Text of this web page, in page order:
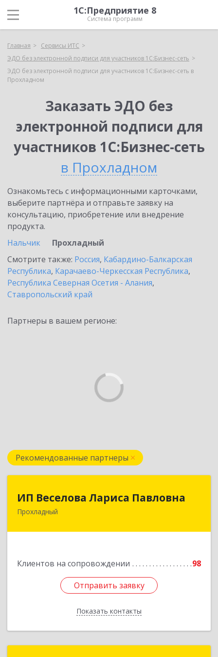
1С:Предприятие 8
Система программ
Главная
Сервисы ИТС
ЭДО без электронной подписи для участников 1С:Бизнес-сеть
ЭДО без электронной подписи для участников 1С:Бизнес-сеть в
Прохладном
Заказать ЭДО без
электронной подписи для
участников 1С:Бизнес-сеть
в Прохладном
Ознакомьтесь с информационными карточками,
выберите партнёра и отправьте заявку на
консультацию, приобретение или внедрение
продукта.
Нальчик
Прохладный
Смотрите также: Россия, Кабардино-Балкарская
Республика, Карачаево-Черкесская Республика,
Республика Северная Осетия - Алания,
Ставропольский край
Партнеры в вашем регионе:
Рекомендованные партнеры
ИП Веселова Лариса Павловна
Прохладный
Клиентов на сопровождении 98
Отправить заявку
Показать контакты
Отправить заявку
Назад